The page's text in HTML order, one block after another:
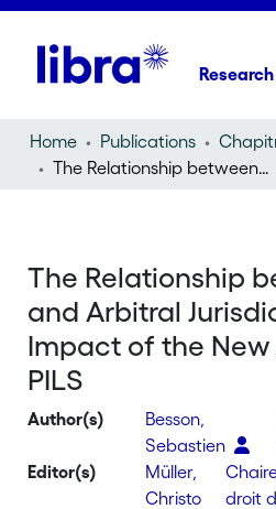
Home Publications
The Relationship between Court and Arbitral Jurisdiction: the Impact of the New Art. 186 (1bis) PILS
The Relationship
and Arbitral
Impact of the New
PILS
Author(s)
Besson,
Sebastien
Editor(s)
Müller,
Christo
droit